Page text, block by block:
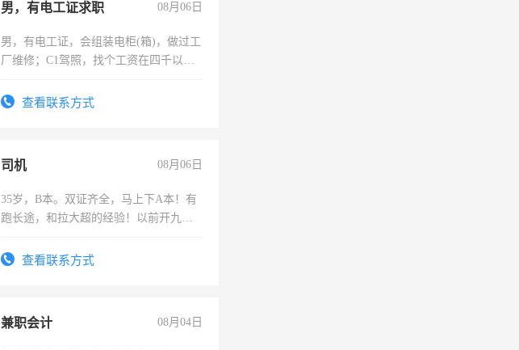
男，有电工证求职 08月06日
男，有电工证，会组装电柜(箱)，做过工
厂维修；C1驾照，找个工资在四千以
电话查看联系方式
司机 08月06日
35岁，B本。双证齐全，马上下A本！有
跑长途，和拉大超的经验！以前开九米
查看联系方式
兼职会计 08月04日